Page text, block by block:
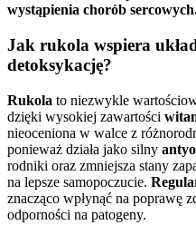
wystąpienia chorób
Jak rukola wspiera
detoksykację?
Rukola to niezwykle
dzięki wysokiej zawartości
nieoceniona w walce z
ponieważ działa jako silny
rodniki oraz zmniejsza stany
na lepsze samopoczucie.
znacząco wpłynąć na poprawę
odporności na patogeny.